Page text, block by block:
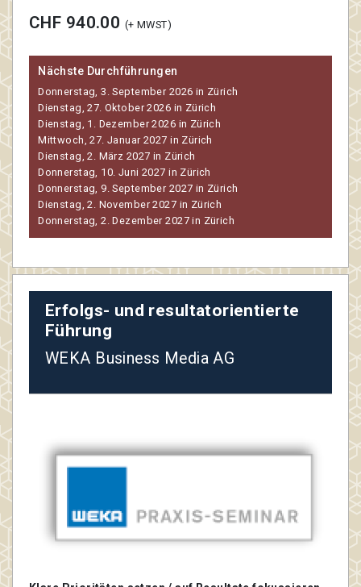
CHF 940.00 (+ MWST)
Nächste Durchführungen
Donnerstag, 3. September 2026 in Zürich
Dienstag, 27. Oktober 2026 in Zürich
Dienstag, 1. Dezember 2026 in Zürich
Mittwoch, 27. Januar 2027 in Zürich
Dienstag, 2. März 2027 in Zürich
Donnerstag, 10. Juni 2027 in Zürich
Donnerstag, 9. September 2027 in Zürich
Dienstag, 2. November 2027 in Zürich
Donnerstag, 2. Dezember 2027 in Zürich
Erfolgs- und resultatorientierte
Führung
WEKA Business Media AG